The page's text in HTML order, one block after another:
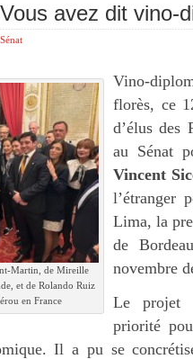
avez dit vino-
Martin, de Mireille
et de Rolando Ruiz
en France
Vino-
florès, ce
d’élus des
au Sénat
Vincent
l’étranger
Lima, la
de
novembre
Le projet
priorité
Il a pu se